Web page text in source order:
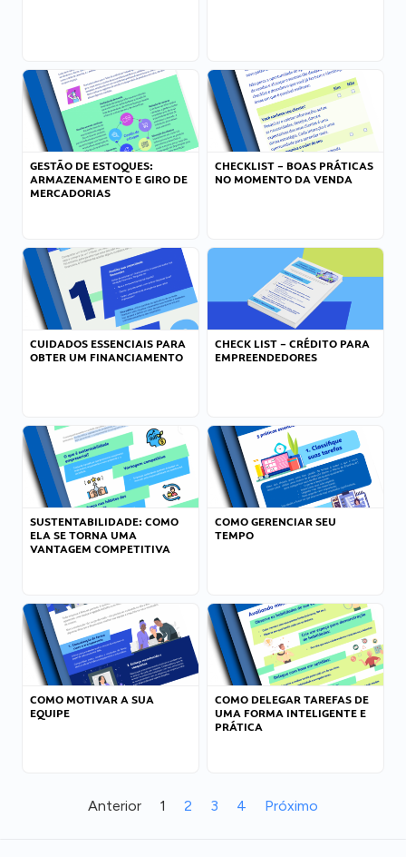
GESTÃO DE ESTOQUES:
ARMAZENAMENTO E GIRO DE
MERCADORIAS
CHECKLIST – BOAS PRÁTICAS
NO MOMENTO DA VENDA
CUIDADOS ESSENCIAIS PARA
OBTER UM FINANCIAMENTO
CHECK LIST – CRÉDITO PARA
EMPREENDEDORES
SUSTENTABILIDADE: COMO
ELA SE TORNA UMA
VANTAGEM COMPETITIVA
COMO GERENCIAR SEU
TEMPO
COMO MOTIVAR A SUA
EQUIPE
COMO DELEGAR TAREFAS DE
UMA FORMA INTELIGENTE E
PRÁTICA
Anterior 1 2 3 4 Próximo